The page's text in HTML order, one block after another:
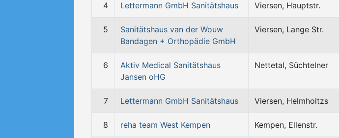
4 Lettermann GmbH Sanitätshaus Viersen, Hauptstr.
5
Sanitätshaus van der Wouw
Bandagen + Orthopädie GmbH
Viersen, Lange Str.
6
Aktiv Medical Sanitätshaus
Jansen oHG
Nettetal, Süchtelner
7 Lettermann GmbH Sanitätshaus Viersen, Helmholtzs
8 reha team West Kempen Kempen, Ellenstr.